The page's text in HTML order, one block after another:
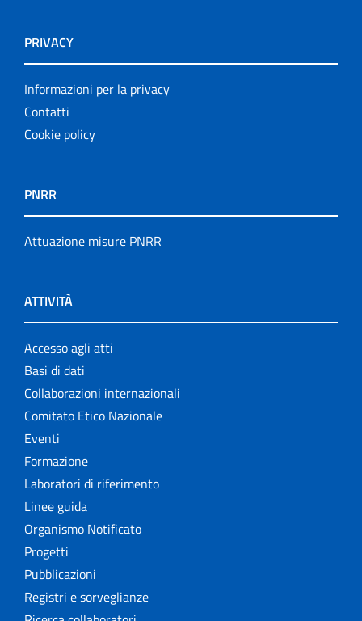
PRIVACY
Informazioni per la privacy
Contatti
Cookie policy
PNRR
Attuazione misure PNRR
ATTIVITÀ
Accesso agli atti
Basi di dati
Collaborazioni internazionali
Comitato Etico Nazionale
Eventi
Formazione
Laboratori di riferimento
Linee guida
Organismo Notificato
Progetti
Pubblicazioni
Registri e sorveglianze